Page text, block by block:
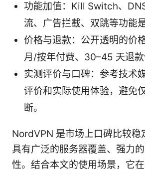
功能加值：Kill Switch、
流、广告拦截、双跳等功能
价格与退款：公开透明的价
月/按年付费、30–45 天退款
实测评价与口碑：参考技术
评价和实际使用体验，避免
断。
NordVPN 是市场上口碑比较稳
具有广泛的服务器覆盖、强力
性。结合本文的使用场景，它